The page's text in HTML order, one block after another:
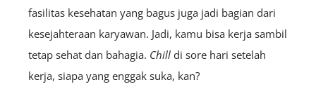
fasilitas kesehatan yang bagus juga jadi bagian dari
kesejahteraan karyawan. Jadi, kamu bisa kerja sambil
tetap sehat dan bahagia. Chill di sore hari setelah
kerja, siapa yang enggak suka, kan?